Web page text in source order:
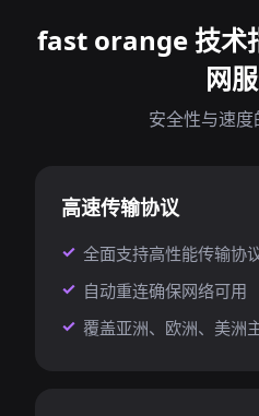
fast orange 技术
网
安全性与速
高速传输协议
全面支持高性能传输协
自动重连确保网络可用
覆盖亚洲、欧洲、美洲